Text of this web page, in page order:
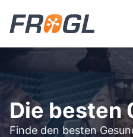
Die besten
Finde den besten